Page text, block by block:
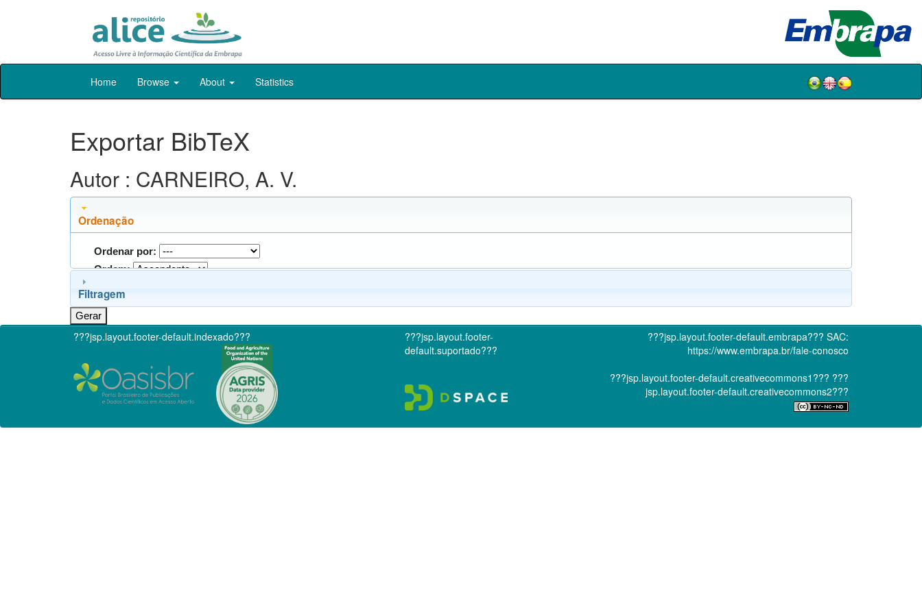
Skip
Home Browse About Statistics
Exportar BibTeX
Autor : CARNEIRO, A. V.
Ordenação
Ordenar por:
Ordem:
Filtragem
???jsp.layout.footer-default.indexado???
???jsp.layout.footer-
default.suportado???
???jsp.layout.footer-default.embrapa??? SAC:
https://www.embrapa.br/fale-conosco
???jsp.layout.footer-default.creativecommons1??? ???
jsp.layout.footer-default.creativecommons2???